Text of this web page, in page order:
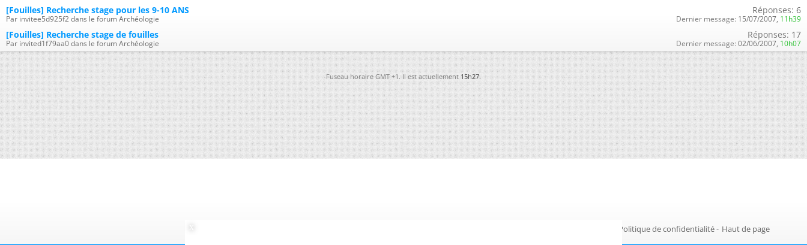
[Fouilles] Recherche stage pour les 9-10 ANS
Par invitee5d925f2 dans le forum Archéologie
Réponses: 6
Dernier message: 15/07/2007, 11h39
[Fouilles] Recherche stage de fouilles
Par invited1f79aa0 dans le forum Archéologie
Réponses: 17
Dernier message: 02/06/2007, 10h07
Fuseau horaire GMT +1. Il est actuellement15h27.
Politique de confidentialité- Haut de page